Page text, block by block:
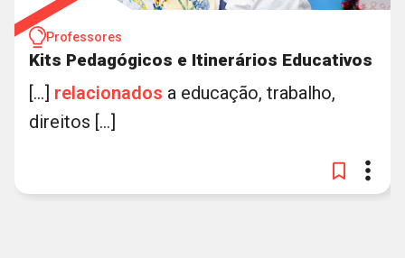
Professores
Kits Pedagógicos e Itinerários Educativos
[...] relacionados a educação, trabalho,
direitos [...]